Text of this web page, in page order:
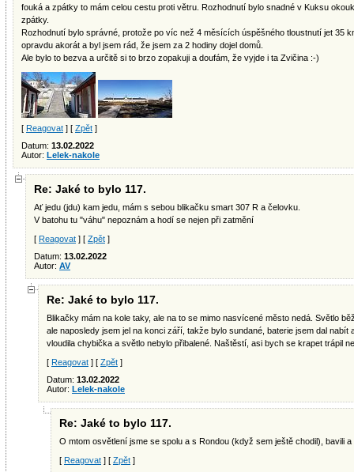
fouká a zpátky to mám celou cestu proti větru. Rozhodnutí bylo snadné v Kuksu
zpátky.
Rozhodnutí bylo správné, protože po víc než 4 měsících úspěšného tloustnutí jet 35
opravdu akorát a byl jsem rád, že jsem za 2 hodiny dojel domů.
Ale bylo to bezva a určitě si to brzo zopakuji a doufám, že vyjde i ta Zvičina :-)
[ Reagovat ] [ Zpět ]
Datum: 13.02.2022
Autor: Lelek-nakole
Re: Jaké to bylo 117.
Ať jedu (jdu) kam jedu, mám s sebou blikačku smart 307 R a čelovku.
V batohu tu "váhu" nepoznám a hodí se nejen při zatmění
[ Reagovat ] [ Zpět ]
Datum: 13.02.2022
Autor: AV
Re: Jaké to bylo 117.
Blikačky mám na kole taky, ale na to se mimo nasvícené město nedá. Světlo
ale naposledy jsem jel na konci září, takže bylo sundané, baterie jsem dal
vloudila chybička a světlo nebylo přibalené. Naštěstí, asi bych se krapet trápil
[ Reagovat ] [ Zpět ]
Datum: 13.02.2022
Autor: Lelek-nakole
Re: Jaké to bylo 117.
O mtom osvětlení jsme se spolu a s Rondou (když sem ještě chodil), bavili
[ Reagovat ] [ Zpět ]